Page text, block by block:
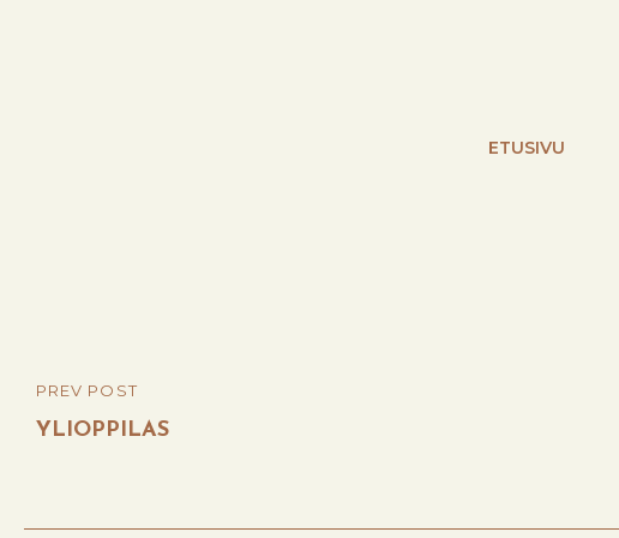
ETUSIVU
Post
navigation
PREVIOUS
POST
PREV POST
YLIOPPILAS